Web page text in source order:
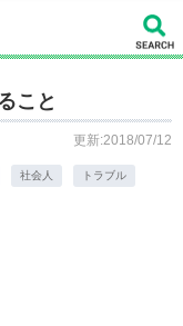
こと
更新:2018/07/12
社会人 トラブル